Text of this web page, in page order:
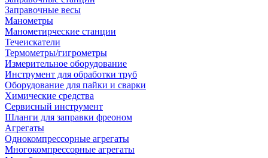
Заправочные весы
Манометры
Манометирческие станции
Течеискатели
Термометры/гигрометры
Измерительное оборудование
Инструмент для обработки труб
Оборудование для пайки и сварки
Химические средства
Сервисный инструмент
Шланги для заправки фреоном
Агрегаты
Однокомпрессорные агрегаты
Многокомпрессорные агрегаты